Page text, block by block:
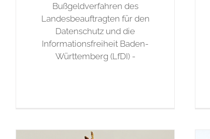
Bußgeldverfahren des
Landesbeauftragten für den
Datenschutz und die
Informationsfreiheit Baden-
Württemberg (LfDI) -